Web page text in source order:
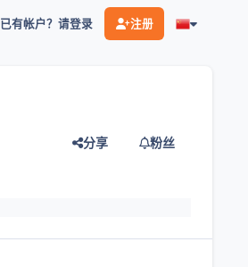
已有帐户？请登录 注册
分享 粉丝